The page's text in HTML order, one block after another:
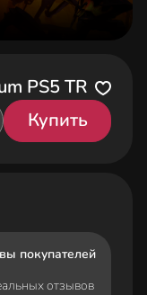
PS5 TR
Купить
покупателей
отзывов